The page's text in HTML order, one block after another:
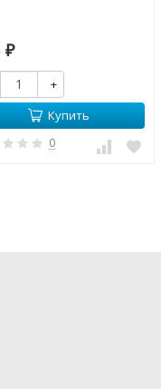
₽
+
Купить
0